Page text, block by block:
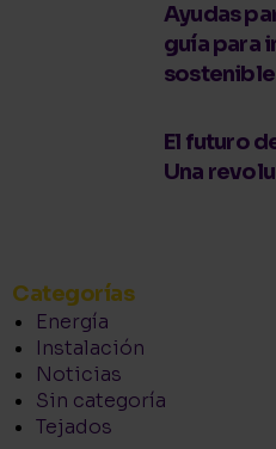
Ayudas
guía para
sostenible
El futuro
Una
Categorías
Energía
Instalación
Noticias
Sin categoría
Tejados